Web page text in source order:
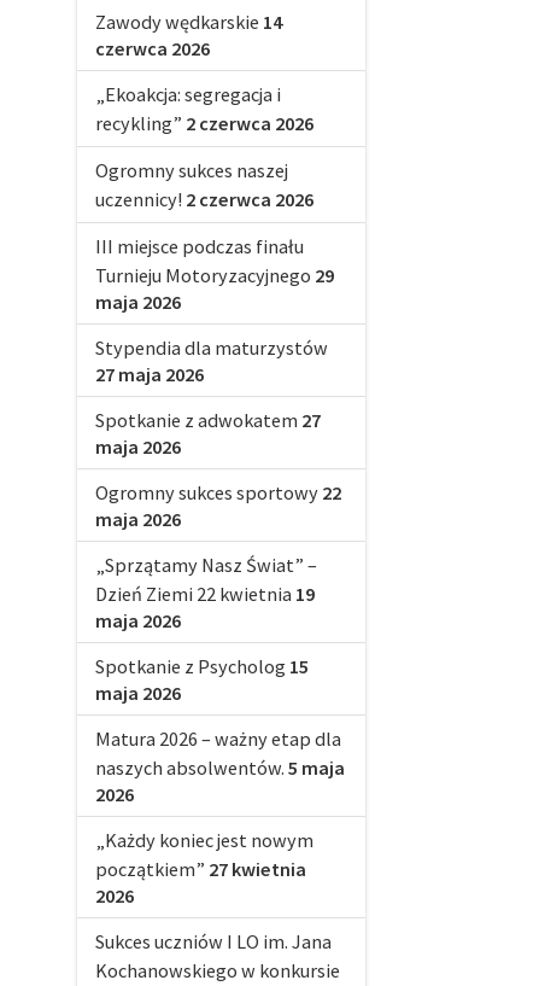
Zawody wędkarskie 14
czerwca 2026
„Ekoakcja: segregacja i
recykling” 2 czerwca 2026
Ogromny sukces naszej
uczennicy! 2 czerwca 2026
III miejsce podczas finału
Turnieju Motoryzacyjnego 29
maja 2026
Stypendia dla maturzystów
27 maja 2026
Spotkanie z adwokatem 27
maja 2026
Ogromny sukces sportowy 22
maja 2026
„Sprzątamy Nasz Świat” –
Dzień Ziemi 22 kwietnia 19
maja 2026
Spotkanie z Psycholog 15
maja 2026
Matura 2026 – ważny etap dla
naszych absolwentów. 5 maja
2026
„Każdy koniec jest nowym
początkiem” 27 kwietnia
2026
Sukces uczniów I LO im. Jana
Kochanowskiego w konkursie